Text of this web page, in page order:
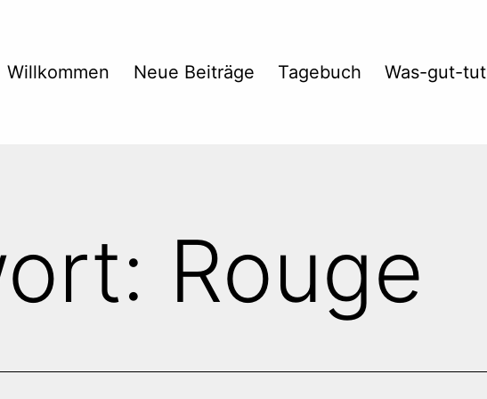
Willkommen Neue Beiträge Tagebuch Was-gut-tut
Rouge